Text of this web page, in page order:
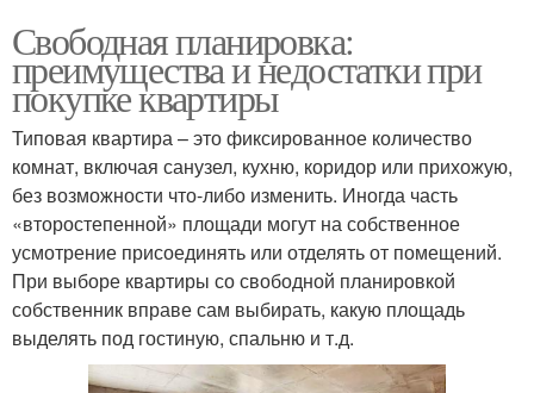
Свободная планировка:
преимущества и недостатки при
покупке квартиры
Типовая квартира – это фиксированное количество
комнат, включая санузел, кухню, коридор или прихожую,
без возможности что-либо изменить. Иногда часть
«второстепенной» площади могут на собственное
усмотрение присоединять или отделять от помещений.
При выборе квартиры со свободной планировкой
собственник вправе сам выбирать, какую площадь
выделять под гостиную, спальню и т.д.